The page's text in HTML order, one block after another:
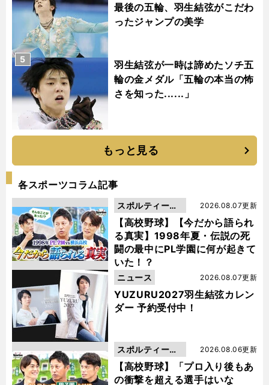
最後の五輪、羽生結弦がこだわ
ったジャンプの美学
羽生結弦が一時は諦めたソチ五
輪の金メダル「五輪の本当の怖
さを知った......」
5
もっと見る
各スポーツコラム記事
【高校野球】【今だから語られ
る真実】1998年夏・伝説の死
闘の最中にPL学園に何が起きて
いた！？
2026.08.07更新
スポルティーバ
動画
YUZURU2027羽生結弦カレン
ダー 予約受付中！
2026.08.07更新
ニュース
【高校野球】「プロ入り後もあ
の衝撃を超える選手はいな
2026.08.06更新
スポルティーバ
動画